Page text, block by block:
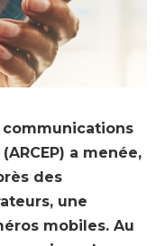
communications
a menée,
des
une
mobiles. Au